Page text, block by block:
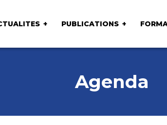
PUBLICATIONS
Agenda